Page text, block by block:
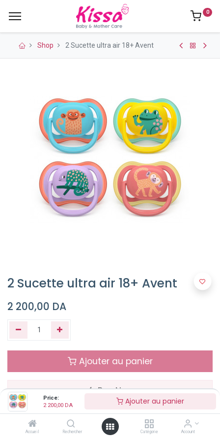
Price:
2 200,00 DA Ajouter au panier
Accueil Rechercher Catégorie Account
0
Shop 2 Sucette ultra air 18+ Avent
2 Sucette ultra air 18+ Avent
2 200,00 DA
Ajouter au panier
Buy Now
NON DISPONIBLE